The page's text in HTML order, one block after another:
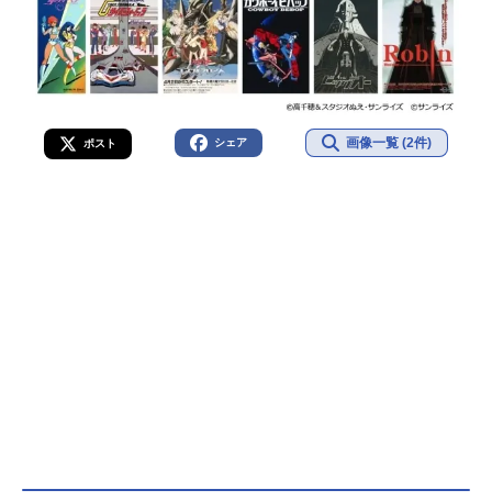
ポスト シェア 画像一覧 (2件)